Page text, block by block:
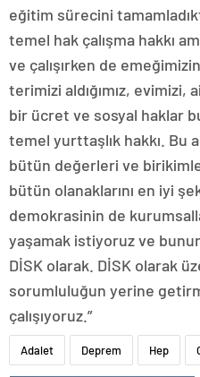
eğitim sürecini
temel hak çalışma hakkı
ve çalışırken de
terimizi aldığımız,
bir ücret ve sosyal haklar
temel yurttaşlık hakkı. Bu
bütün değerleri ve
bütün olanaklarını en iyi
demokrasinin de
yaşamak istiyoruz ve
DİSK olarak. DİSK olarak
sorumluluğun yerine
çalışıyoruz.”
Adalet Deprem Hep